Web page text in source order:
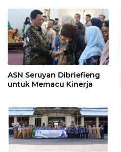
ASN Seruyan Dibriefieng
untuk Memacu Kinerja